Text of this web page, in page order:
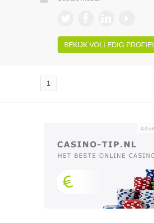
BEKIJK VOLLEDIG PROFIEL
1